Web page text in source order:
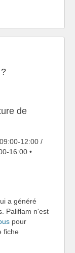
de
12:00 /
16:00 •
a généré
Paliflam n'est
pour
fiche